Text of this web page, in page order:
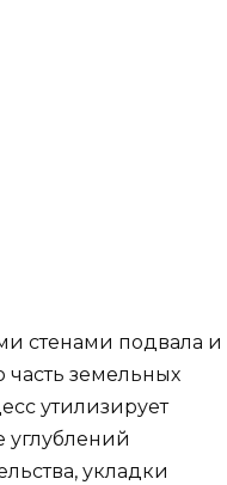
стенами подвала и
часть земельных
утилизирует
углублений
укладки